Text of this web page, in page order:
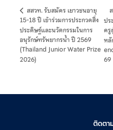
สสวท. รับสมัคร เยาวชนอายุ
15-18 ปี เข้าร่วมการประกวดสิ่ง
ประดิษฐ์และนวัตกรรมในการ
อนุรักษ์ทรัพยากรน้ำ ปี 2569
(Thailand Junior Water Prize
2026)
ปร
ค
หลั
69
ติดตา